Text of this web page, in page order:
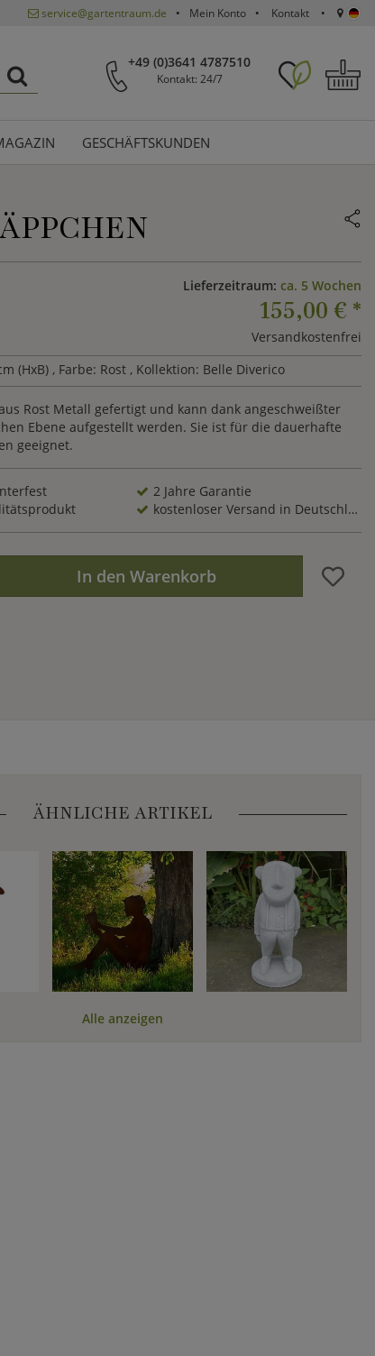
service@gartentraum.de Mein Konto Kontakt
+49 (0)3641 4787510
Kontakt: 24/7
GESCHÄFTSKUNDEN
Lieferzeitraum: ca. 5 Wochen
155,00 € *
Versandkostenfrei
(HxB) , Farbe: Rost , Kollektion: Belle Diverico
Rost Metall gefertigt und kann dank angeschweißter
Ebene aufgestellt werden. Sie ist für die dauerhafte
geeignet.
2 Jahre Garantie
kostenloser Versand in Deutschland
In den Warenkorb
ÄHNLICHE ARTIKEL
Alle anzeigen